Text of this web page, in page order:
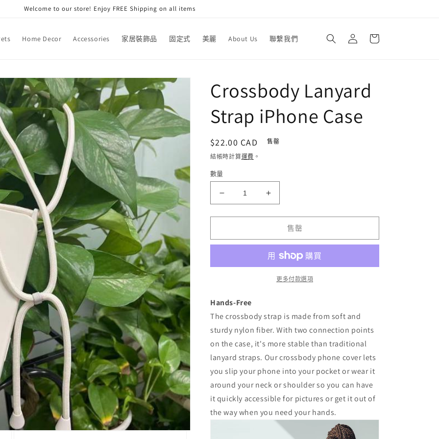
Welcome to our store! Enjoy FREE Shipping on all items
Home Decor Accessories 家居裝飾品 固定式 美麗 About Us 聯繫我們
登
入
物
Crossbody Lanyard
Strap iPhone Case
定
價
$22.00 CAD 售罄
結帳時計算運費 。
數量
Crossbody
Lanyard
Strap
Case
Crossbody
Lanyard
Strap
iPhone
Case
數
售罄
更多付款選項
Hands-Free
The crossbody strap is made from soft and
sturdy nylon fiber. With two connection points
on the case, it's more stable than traditional
lanyard straps. Our crossbody phone cover lets
you slip your phone into your pocket or wear it
around your neck or shoulder so you can have
it quickly accessible for pictures or get it out of
the way when you need your hands.